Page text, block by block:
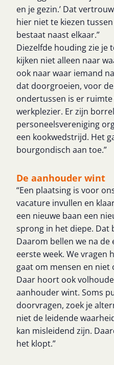
en je gezin.’ Dat
hier niet te kiezen
bestaat naast elkaar.”
Diezelfde houding zie je
kijken niet alleen naar
ook naar waar iemand
dat doorgroeien, voor
ondertussen is er
werkplezier. Er zijn
personeelsvereniging
een kookwedstrijd. Het
bourgondisch aan toe.”
De aanhouder wint
“Een plaatsing is voor
vacature invullen en
een nieuwe baan een
sprong in het diepe. Dat
Daarom bellen we na de
eerste week. We vragen
gaat om mensen en niet
Daar hoort ook
aanhouder wint. Soms
doorvragen, zoek je
niet de leidende
kan misleidend zijn.
het klopt.”